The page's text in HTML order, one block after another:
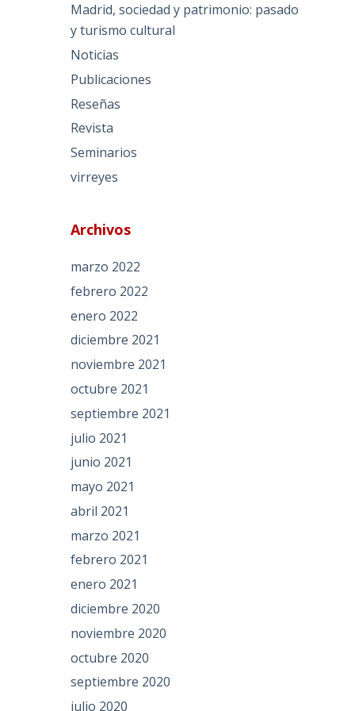
Madrid, sociedad y patrimonio: pasado
y turismo cultural
Noticias
Publicaciones
Reseñas
Revista
Seminarios
virreyes
Archivos
marzo 2022
febrero 2022
enero 2022
diciembre 2021
noviembre 2021
octubre 2021
septiembre 2021
julio 2021
junio 2021
mayo 2021
abril 2021
marzo 2021
febrero 2021
enero 2021
diciembre 2020
noviembre 2020
octubre 2020
septiembre 2020
julio 2020